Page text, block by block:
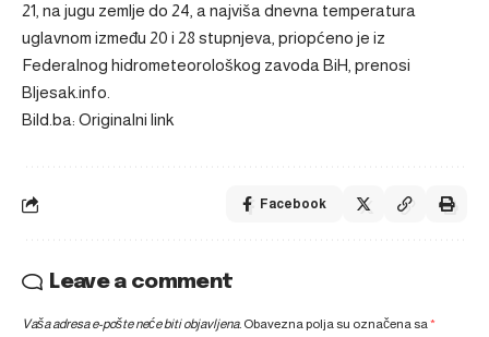
21, na jugu zemlje do 24, a najviša dnevna temperatura
uglavnom između 20 i 28 stupnjeva, priopćeno je iz
Federalnog hidrometeorološkog zavoda BiH, prenosi
Bljesak.info.
Bild.ba: Originalni link
Facebook
Leave a comment
Vaša adresa e-pošte neće biti objavljena. Obavezna polja su označena sa*